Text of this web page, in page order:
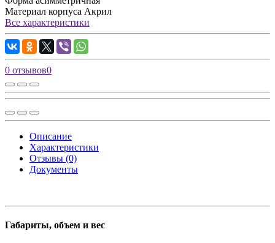
Материал корпуса Акрил
Все характеристики
0 отзывов0
Описание
Характеристики
Отзывы (0)
Документы
Габариты, объем и вес